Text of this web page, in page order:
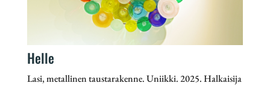
Helle
Lasi, metallinen taustarakenne. Uniikki. 2025. Halkaisija